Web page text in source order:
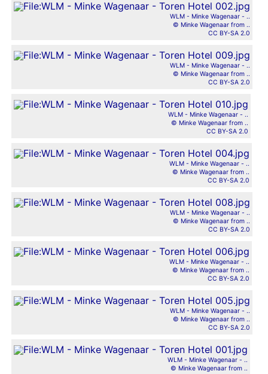
WLM - Minke Wagenaar - ..
© Minke Wagenaar from ..
CC BY-SA 2.0
WLM - Minke Wagenaar - ..
© Minke Wagenaar from ..
CC BY-SA 2.0
WLM - Minke Wagenaar - ..
© Minke Wagenaar from ..
CC BY-SA 2.0
WLM - Minke Wagenaar - ..
© Minke Wagenaar from ..
CC BY-SA 2.0
WLM - Minke Wagenaar - ..
© Minke Wagenaar from ..
CC BY-SA 2.0
WLM - Minke Wagenaar - ..
© Minke Wagenaar from ..
CC BY-SA 2.0
WLM - Minke Wagenaar - ..
© Minke Wagenaar from ..
CC BY-SA 2.0
WLM - Minke Wagenaar - ..
© Minke Wagenaar from ..